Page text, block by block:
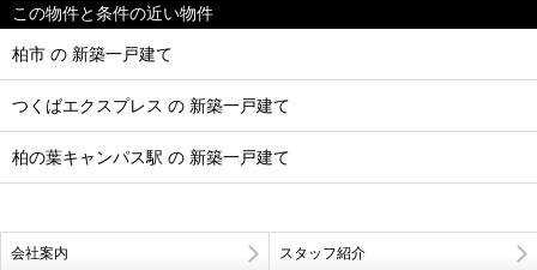
この物件と条件の近い物件
柏市 の 新築一戸建て
つくばエクスプレス の 新築一戸建て
柏の葉キャンパス駅 の 新築一戸建て
会社案内 スタッフ紹介